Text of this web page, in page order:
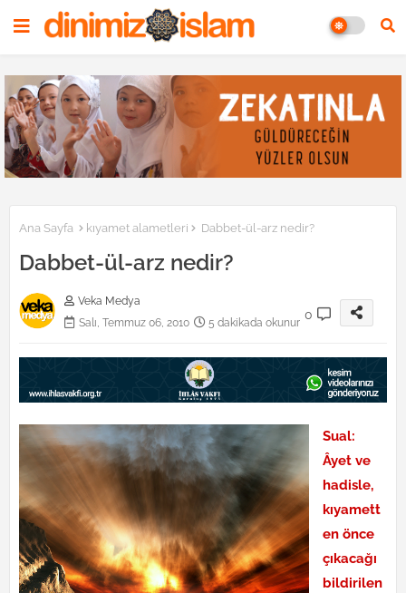
Ana Sayfa kıyamet alametleri Dabbet-ül-arz nedir?
Dabbet-ül-arz nedir?
Veka Medya
Salı, Temmuz 06, 2010
5 dakikada okunur
0
Sual:
Âyet ve
hadisle,
kıyamett
en önce
çıkacağı
bildirilen